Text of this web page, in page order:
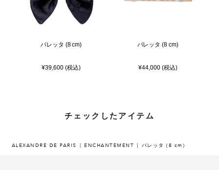
バレッタ (8 cm)
¥39,600 (税込)
バレッタ (8 cm)
¥44,000 (税込)
チェックしたアイテム
ALEXANDRE DE PARIS ENCHANTEMENT バレッタ (8 cm)